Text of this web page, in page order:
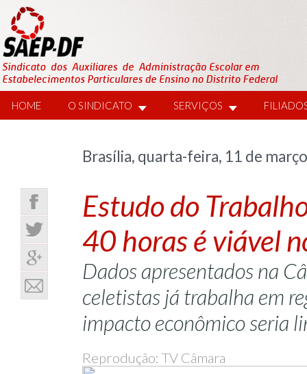
HOME O SINDICATO SERVIÇOS
Brasília, quarta-feira, 11 de
Estudo do
40 horas é viável
Dados apresentados na
celetistas já trabalha em
impacto econômico seria
Reprodução: TV Câmara